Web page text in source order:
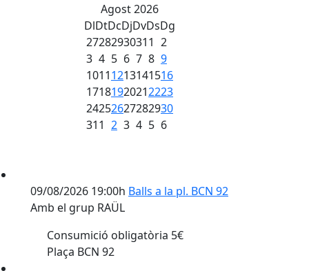
Agost 2026
DlDtDcDjDvDsDg
27282930311 2
3 4 5 6 7 8 9
10111213141516
17181920212223
24252627282930
311 2 3 4 5 6
09/08/2026 19:00h Balls a la pl. BCN 92
Amb el grup RAÜL
Consumició obligatòria 5€
Plaça BCN 92